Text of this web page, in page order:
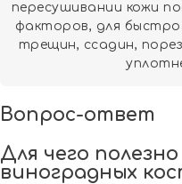
пересушивании кожи
факторов, для
трещин, ссадин,
Вопрос-ответ
Для чего
виноградных